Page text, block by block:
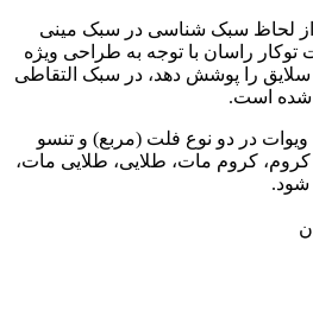
از لحاظ سبک شناسی در سبک مینی
توکار راسان با توجه به طراحی ویژه
را پوشش دهد، در سبک التقاطی
شده است.
در دو نوع فلت (مربع) و تنسو
کروم، کروم مات، طلایی، طلایی مات،
شود.